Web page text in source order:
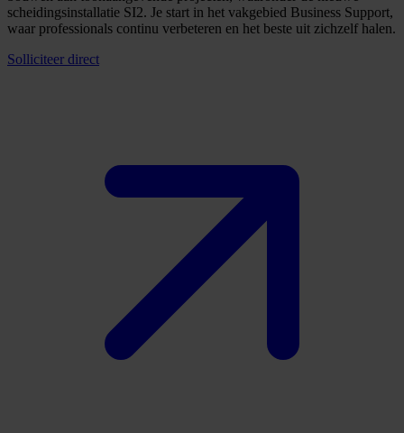
scheidingsinstallatie SI2. Je start in het vakgebied Business Support,
waar professionals continu verbeteren en het beste uit zichzelf halen.
Solliciteer direct